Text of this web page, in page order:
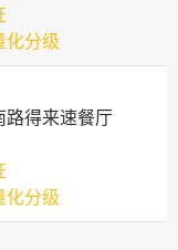
化分级
路得来速餐厅
化分级